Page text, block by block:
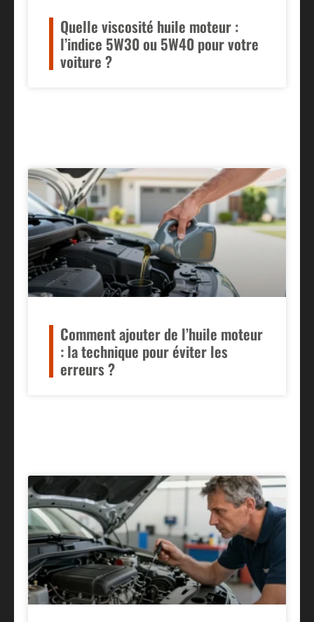
Quelle viscosité huile moteur :
l’indice 5W30 ou 5W40 pour votre
voiture ?
Comment ajouter de l’huile moteur
: la technique pour éviter les
erreurs ?